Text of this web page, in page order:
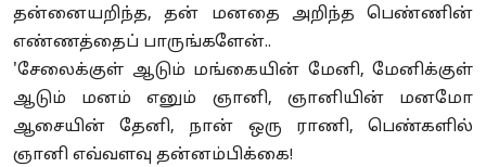
தன்னையறிந்த, தன் மனதை அறிந்த பெண்ணின்
எண்ணத்தைப் பாருங்களேன்..
'சேலைக்குள் ஆடும் மங்கையின் மேனி, மேனிக்குள்
ஆடும் மனம் எனும் ஞானி, ஞானியின் மனமோ
ஆசையின் தேனி, நான் ஒரு ராணி, பெண்களில்
ஞானி எவ்வளவு தன்னம்பிக்கை!